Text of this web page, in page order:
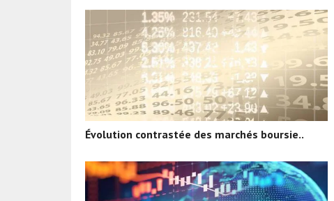
Évolution contrastée des marchés boursie..